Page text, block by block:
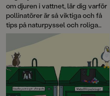
om djuren i vattnet, lär dig varför
pollinatörer är så viktiga och få
tips på naturpyssel och roliga
lekar! Vi har samlat ett gäng
böcker – sprillans nya och äldre
favoriter – där vi får lära oss
massor om växter, djur och natur.